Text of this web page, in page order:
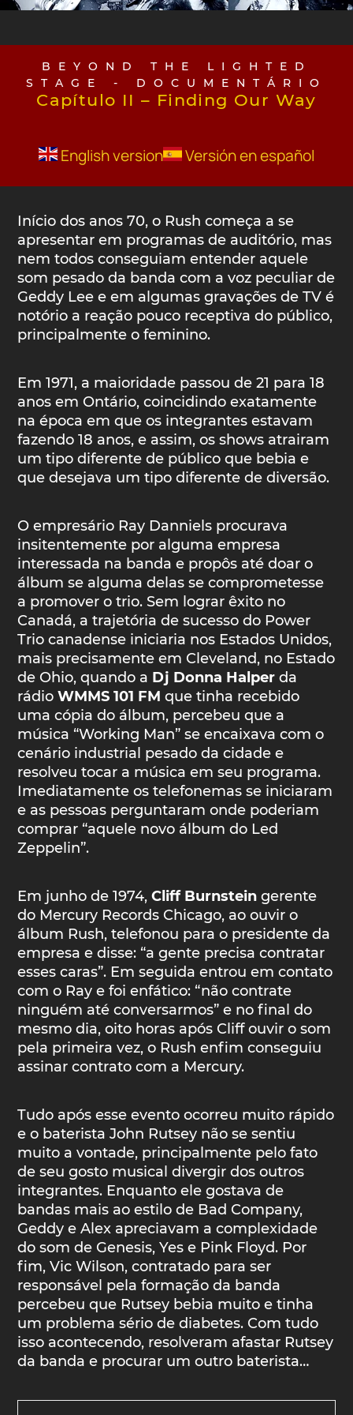
BEYOND THE LIGHTED
STAGE - DOCUMENTÁRIO
Capítulo II – Finding Our Way
English version Versión en español
Início dos anos 70, o Rush começa a se
apresentar em programas de auditório, mas
nem todos conseguiam entender aquele
som pesado da banda com a voz peculiar de
Geddy Lee e em algumas gravações de TV é
notório a reação pouco receptiva do público,
principalmente o feminino.
Em 1971, a maioridade passou de 21 para 18
anos em Ontário, coincidindo exatamente
na época em que os integrantes estavam
fazendo 18 anos, e assim, os shows atrairam
um tipo diferente de público que bebia e
que desejava um tipo diferente de diversão.
O empresário Ray Danniels procurava
insitentemente por alguma empresa
interessada na banda e propôs até doar o
álbum se alguma delas se comprometesse
a promover o trio. Sem lograr êxito no
Canadá, a trajetória de sucesso do Power
Trio canadense iniciaria nos Estados Unidos,
mais precisamente em Cleveland, no Estado
de Ohio, quando a Dj Donna Halper da
rádio WMMS 101 FM que tinha recebido
uma cópia do álbum, percebeu que a
música “Working Man” se encaixava com o
cenário industrial pesado da cidade e
resolveu tocar a música em seu programa.
Imediatamente os telefonemas se iniciaram
e as pessoas perguntaram onde poderiam
comprar “aquele novo álbum do Led
Zeppelin”.
Em junho de 1974,Cliff Burnsteingerente
do Mercury Records Chicago, ao ouvir o
álbum Rush, telefonou para o presidente da
empresa e disse: “a gente precisa contratar
esses caras”. Em seguida entrou em contato
com o Ray e foi enfático: “não contrate
ninguém até conversarmos” e no final do
mesmo dia, oito horas após Cliff ouvir o som
pela primeira vez, o Rush enfim conseguiu
assinar contrato com a Mercury.
Tudo após esse evento ocorreu muito rápido
e o baterista John Rutsey não se sentiu
muito a vontade, principalmente pelo fato
de seu gosto musical divergir dos outros
integrantes. Enquanto ele gostava de
bandas mais ao estilo de Bad Company,
Geddy e Alex apreciavam a complexidade
do som de Genesis, Yes e Pink Floyd. Por
fim, Vic Wilson, contratado para ser
responsável pela formação da banda
percebeu que Rutsey bebia muito e tinha
um problema sério de diabetes. Com tudo
isso acontecendo, resolveram afastar Rutsey
da banda e procurar um outro baterista…